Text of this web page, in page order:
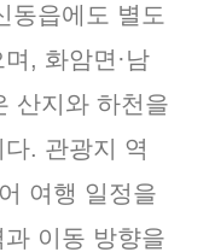
동읍에도 별도
, 화암면·남
산지와 하천을
. 관광지 역
여행 일정을
이동 방향을